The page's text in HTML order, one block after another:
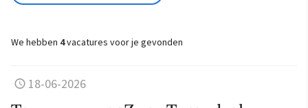
We hebben 4vacatures voor je gevonden
18-06-2026